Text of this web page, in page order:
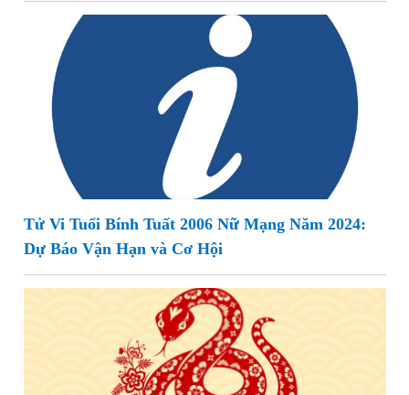
Tử Vi Tuổi Bính Tuất 2006 Nữ Mạng Năm 2024:
Dự Báo Vận Hạn và Cơ Hội